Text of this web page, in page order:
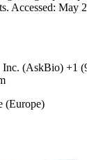
Accessed: May
(AskBio) +1
(Europe)